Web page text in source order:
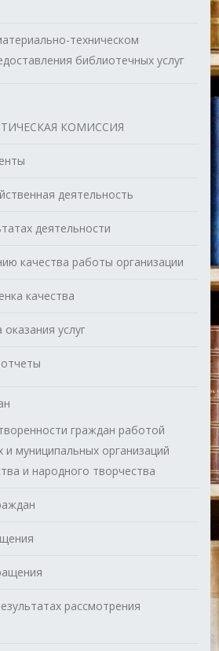
техническом
библиотечных услуг
КОМИССИЯ
деятельность
деятельности
качества работы организации
качества
услуг
граждан работой
и муниципальных организаций
и народного творчества
рассмотрения